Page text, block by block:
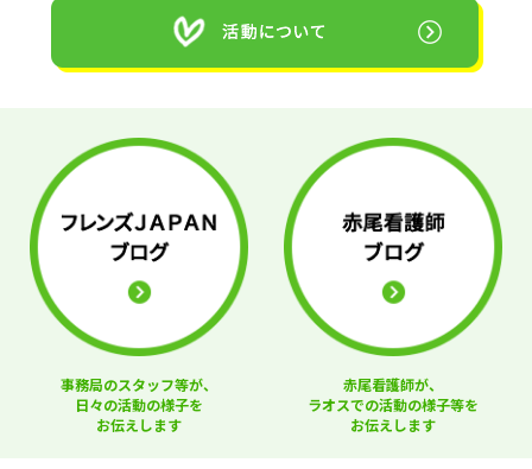
事務局のスタッフ等が、
日々の活動の様子を
お伝えします
赤尾看護師が、
ラオスでの活動の様子等を
お伝えします